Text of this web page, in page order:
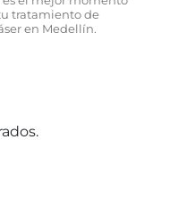
tratamiento de
en Medellín.